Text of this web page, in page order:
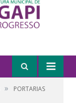
»
PORTARIAS